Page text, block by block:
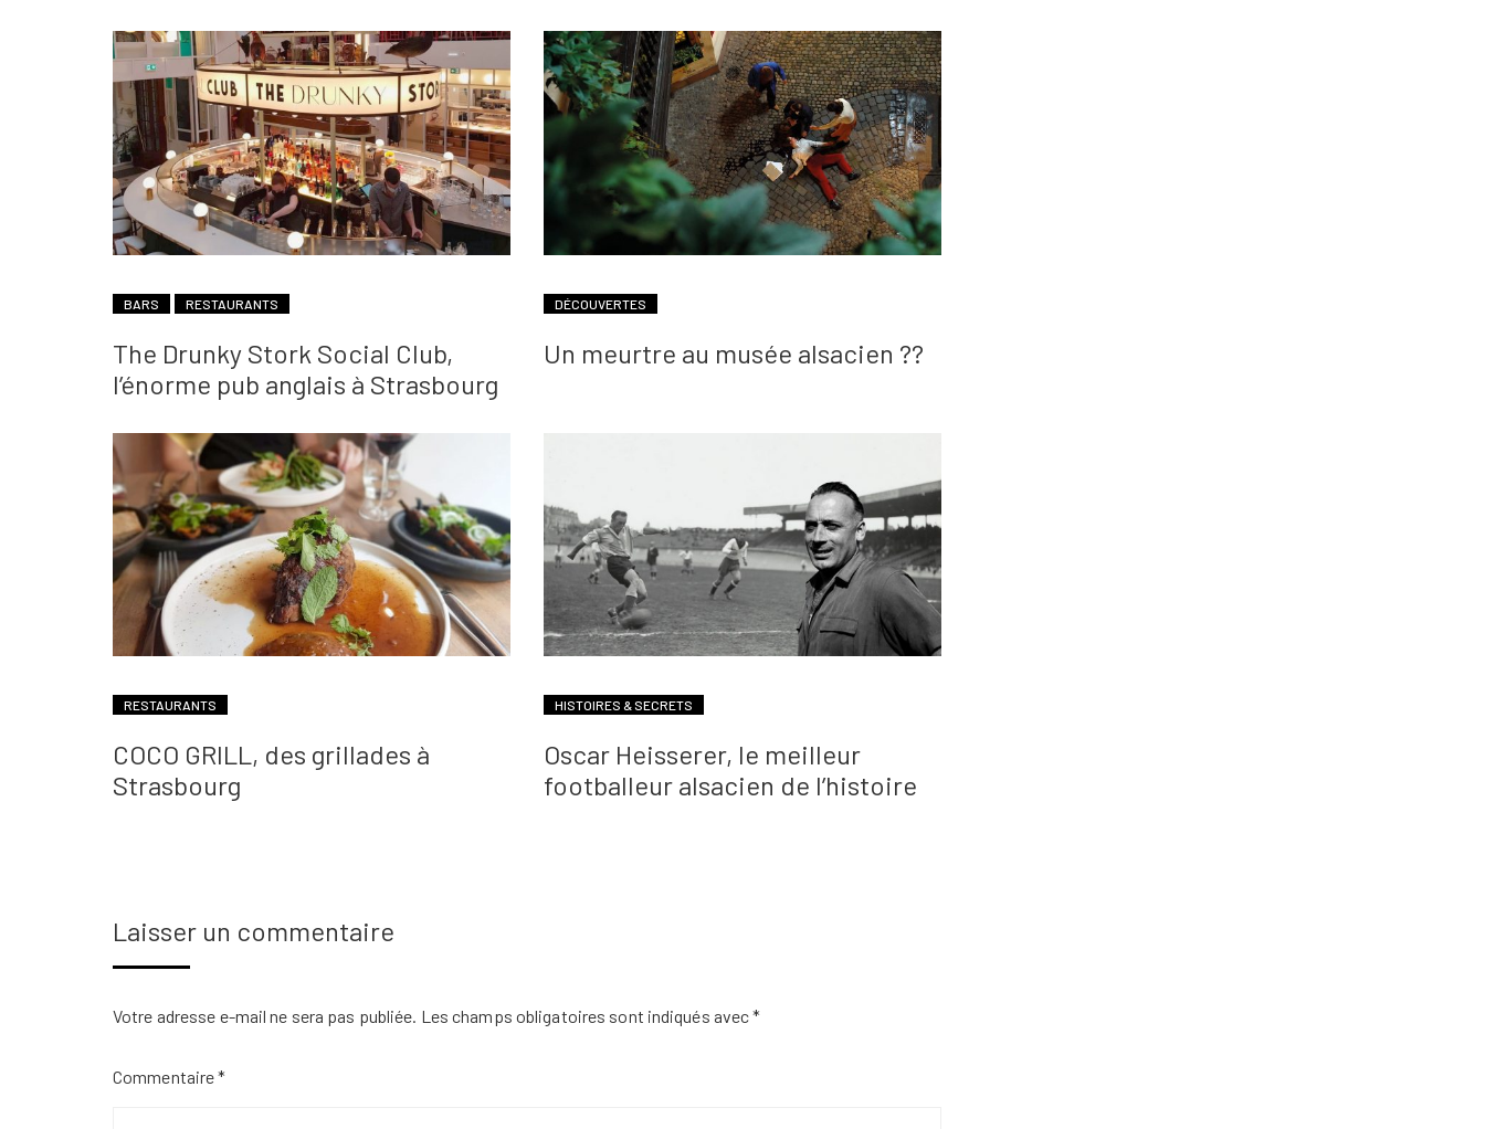
BARS RESTAURANTS
The Drunky Stork Social Club,
l’énorme pub anglais à Strasbourg
DÉCOUVERTES
Un meurtre au musée alsacien ??
RESTAURANTS
COCO GRILL, des grillades à
Strasbourg
HISTOIRES & SECRETS
Oscar Heisserer, le meilleur
footballeur alsacien de l’histoire
Laisser un commentaire
Votre adresse e-mail ne sera pas publiée. Les champs obligatoires sont indiqués avec*
Commentaire*